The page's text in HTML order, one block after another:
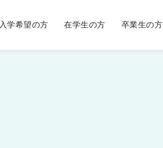
入学希望の方 在学生の方 卒業生の方